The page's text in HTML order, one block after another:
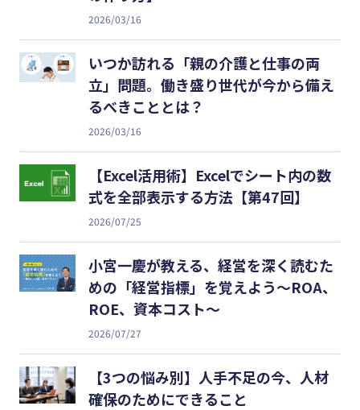
2026/03/16
いつか訪れる「親の介護と仕事の両
立」問題。働き盛り世代が今から備え
るべきこととは？
2026/03/16
【Excel活用術】Excelでシート内の数
式を全部表示する方法【第47回】
2026/07/25
小宮一慶が教える、経営を深く読むた
めの「経営指標」を覚えよう～ROA、
ROE、資本コスト～
2026/07/27
【3つの悩み別】人手不足の今、人材
確保のためにできること